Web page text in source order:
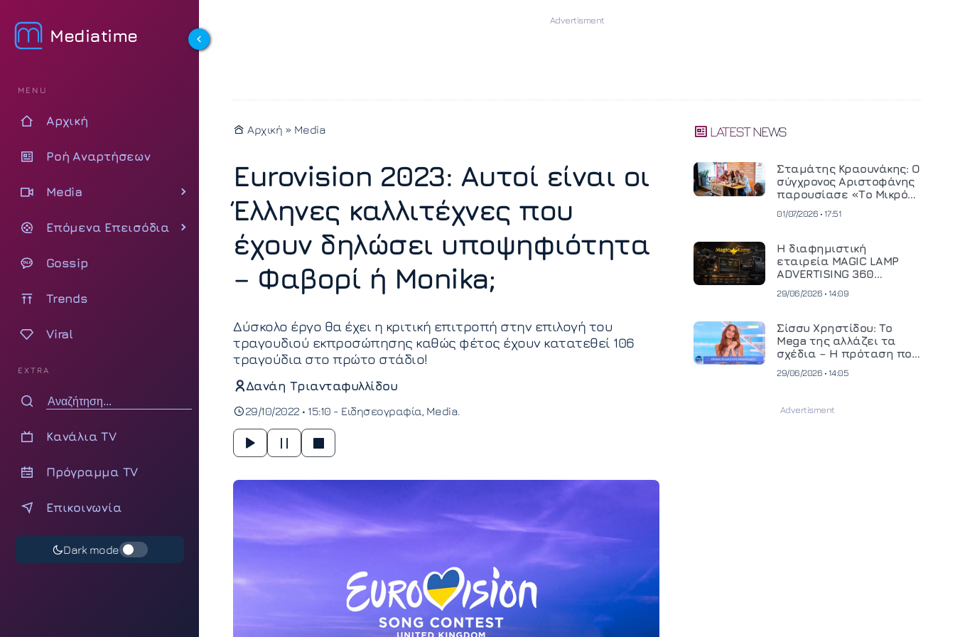
Mediatime
MENU
Αρχική
Ροή Αναρτήσεων
Media
Επόμενα Επεισόδια
Gossip
Trends
Viral
EXTRA
Κανάλια TV
Πρόγραμμα TV
Επικοινωνία
Dark mode
Αρχική » Media
Eurovision 2023: Αυτοί είναι οι
Έλληνες καλλιτέχνες που
έχουν δηλώσει υποψηφιότητα
– Φαβορί ή Monika;
Δύσκολο έργο θα έχει η κριτική επιτροπή στην επιλογή του
τραγουδιού εκπροσώπησης καθώς φέτος έχουν κατατεθεί 106
τραγούδια στο πρώτο στάδιο!
Δανάη Τριανταφυλλίδου
29/10/2022 • 15:10 - Ειδησεογραφία Media
LATEST NEWS
Σταμάτης Κραουνάκης: Ο
σύγχρονος Αριστοφάνης
παρουσίασε «Το Μικρό
01/07/2026 • 17:51
Η διαφημιστική
εταιρεία MAGIC LAMP
ADVERTISING 360
κινηματογραφική
και ανεβάζει τον πήχη
στην παραγωγή
οπτικοακουστικού
περιεχομένου
29/06/2026 • 14:09
Σίσσυ Χρηστίδου: Το
Mega της αλλάζει τα
σχέδια – Η πρόταση που
29/06/2026 • 14:05